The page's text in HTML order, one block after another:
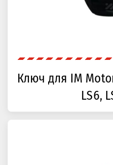
Ключ для IM
LS6,